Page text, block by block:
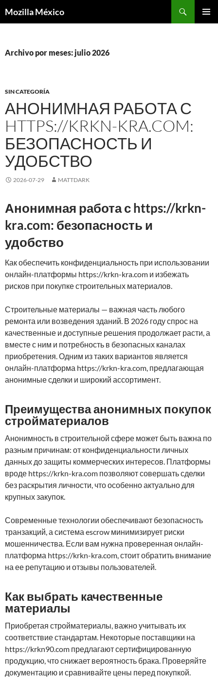
Mozilla México
Archivo por meses: julio 2026
SIN CATEGORÍA
АНОНИМНАЯ РАБОТА С
HTTPS://KRKN-KRA.COM:
БЕЗОПАСНОСТЬ И
УДОБСТВО
2026-07-29 MATTDARK
Анонимная работа с https://krkn-
kra.com: безопасность и
удобство
Как обеспечить конфиденциальность при использовании
онлайн-платформы https://krkn-kra.com и избежать
рисков при покупке строительных материалов.
Строительные материалы — важная часть любого
ремонта или возведения зданий. В 2026 году спрос на
качественные и доступные решения продолжает расти, а
вместе с ним и потребность в безопасных каналах
приобретения. Одним из таких вариантов является
онлайн-платформа https://krkn-kra.com, предлагающая
анонимные сделки и широкий ассортимент.
Преимущества анонимных покупок
стройматериалов
Анонимность в строительной сфере может быть важна по
разным причинам: от конфиденциальности личных
данных до защиты коммерческих интересов. Платформы
вроде https://krkn-kra.com позволяют совершать сделки
без раскрытия личности, что особенно актуально для
крупных закупок.
Современные технологии обеспечивают безопасность
транзакций, а система escrow минимизирует риски
мошенничества. Если вам нужна проверенная онлайн-
платформа https://krkn-kra.com, стоит обратить внимание
на ее репутацию и отзывы пользователей.
Как выбрать качественные
материалы
Приобретая стройматериалы, важно учитывать их
соответствие стандартам. Некоторые поставщики на
https://krkn90.com предлагают сертифицированную
продукцию, что снижает вероятность брака. Проверяйте
документацию и сравнивайте цены перед покупкой.